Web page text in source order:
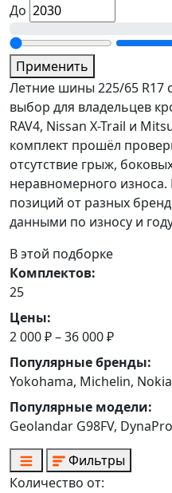
До
Применить
Летние шины 225/65
выбор для владельцев
RAV4, Nissan X-Trail и
комплект прошёл
отсутствие грыж,
неравномерного
позиций от разных
данными по износу и
В этой подборке
Комплектов:
25
Цены:
2 000 ₽ – 36 000 ₽
Популярные бренды:
Yokohama, Michelin,
Популярные модели:
Geolandar G98FV,
Фильтры
Количество от: